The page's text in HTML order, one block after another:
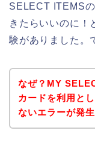
SELECT ITEMS
きたらいいのに！
験がありました。
なぜ？MY
カードを利用と
ないエラーが発